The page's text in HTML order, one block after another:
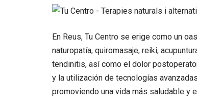
En Reus, Tu Centro se erige como un
naturopatía, quiromasaje, reiki,
tendinitis, así como el dolor
y la utilización de tecnologías
promoviendo una vida más saludable y